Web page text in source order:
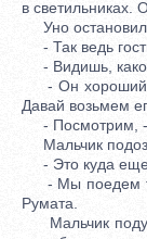
в светильниках.
Уно
- Так ведь
- Видишь,
- Он хороший, -
Давай возьмем
- Посмотрим, -
Мальчик
- Это куда
- Мы поедем
Румата.
Мальчик